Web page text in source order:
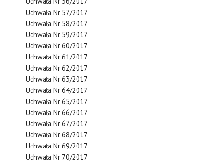
Uchwała Nr 57/2017
Uchwała Nr 58/2017
Uchwała Nr 59/2017
Uchwała Nr 60/2017
Uchwała Nr 61/2017
Uchwała Nr 62/2017
Uchwała Nr 63/2017
Uchwała Nr 64/2017
Uchwała Nr 65/2017
Uchwała Nr 66/2017
Uchwała Nr 67/2017
Uchwała Nr 68/2017
Uchwała Nr 69/2017
Uchwała Nr 70/2017